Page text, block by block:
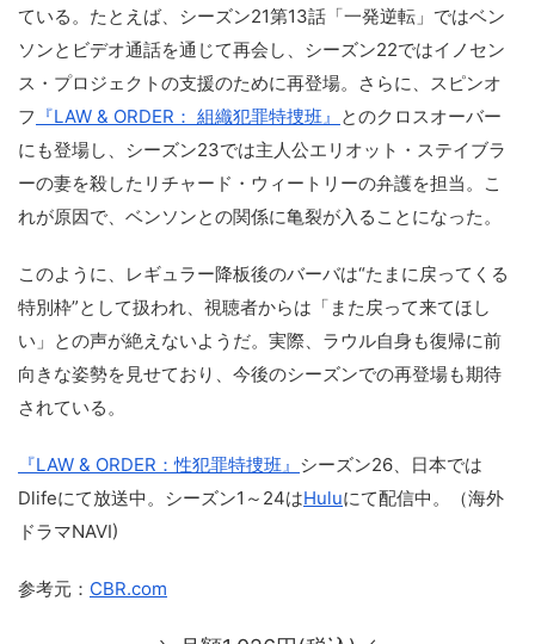
ている。たとえば、シーズン21第13話「一発逆転」ではベン
ソンとビデオ通話を通じて再会し、シーズン22ではイノセン
ス・プロジェクトの支援のために再登場。さらに、スピンオ
フ 『LAW & ORDER： 組織犯罪特捜班』 とのクロスオーバー
にも登場し、シーズン23では主人公エリオット・ステイブラ
ーの妻を殺したリチャード・ウィートリーの弁護を担当。こ
れが原因で、ベンソンとの関係に亀裂が入ることになった。
このように、レギュラー降板後のバーバは“たまに戻ってくる
特別枠”として扱われ、視聴者からは「また戻って来てほし
い」との声が絶えないようだ。実際、ラウル自身も復帰に前
向きな姿勢を見せており、今後のシーズンでの再登場も期待
されている。
『LAW & ORDER：性犯罪特捜班』 シーズン26、日本では
Dlifeにて放送中。シーズン1～24はHuluにて配信中。（海外
ドラマNAVI)
参考元： CBR.com